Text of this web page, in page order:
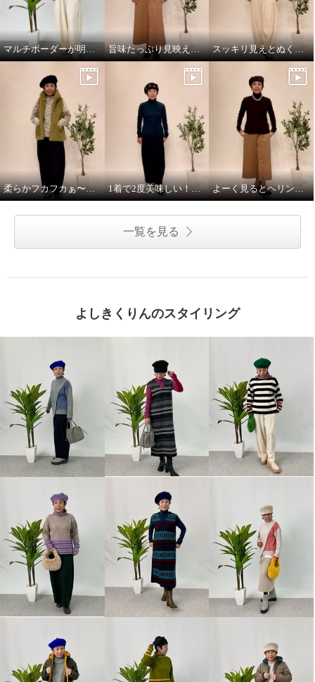
クリン ヨシキ マルチカラーボ
ーダー ニットプルオーバー
ボーダー Ｓ
クリン ヨシキ マルチカラーボ
ーダー ニットプルオーバー
オリーブ Ｓ
¥0
マルチボーダーが明るさ添えるニットプルオーバー！ 旨味たっぷり見映え良し！日本の匠の技素材が決め手のプルオーバー スッキリ見えとぬくぬく融合の絶妙パンツ！
柔らかフカフカぁ〜これさえあればのベスト！ 1着で2度美味しい！ふんわり着心地満点の2wayカットソー よーく見るとヘリンボーン柄、楽ちんガウチョパンツ！
一覧を見る
よしきくりんのスタイリング